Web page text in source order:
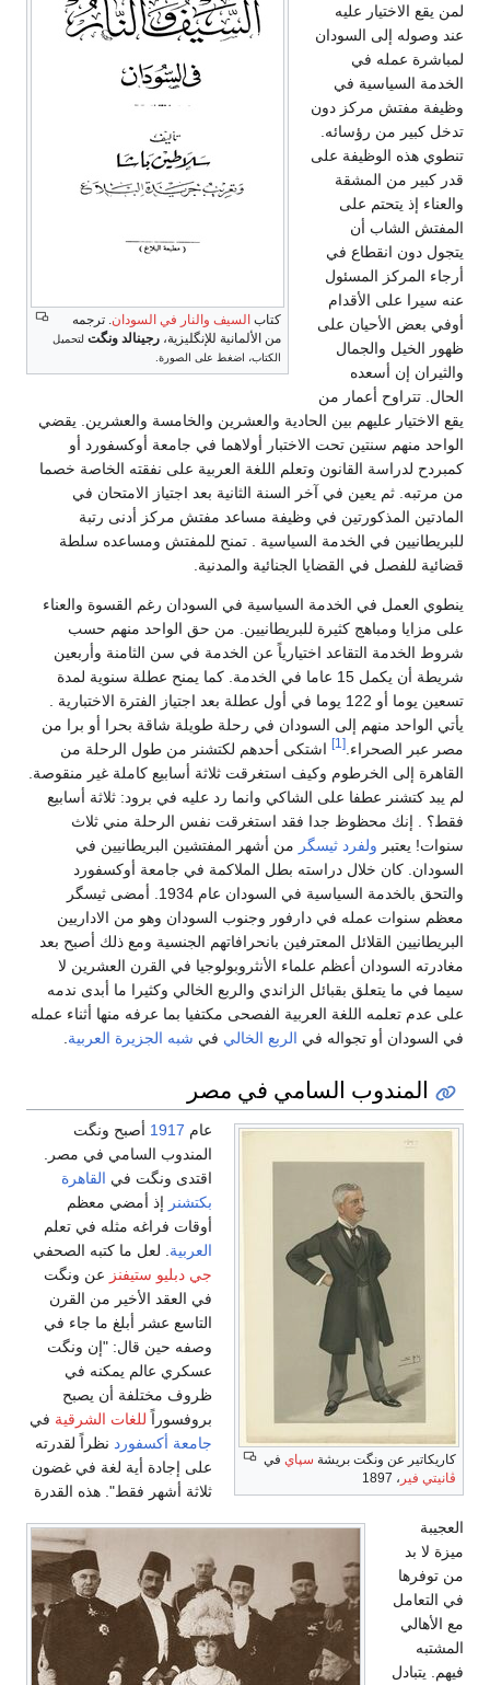
كتاب السيف والنار في السودان . ترجمه
من الألمانية للإنگليزية، رجينالد ونگت لتحميل
الكتاب، اضغط على الصورة.
لمن يقع الاختيار عليه
عند وصوله إلى السودان
لمباشرة عمله في
الخدمة السياسية في
وظيفة مفتش مركز دون
تدخل كبير من رؤسائه.
تنطوي هذه الوظيفة على
قدر كبير من المشقة
والعناء إذ يتحتم على
المفتش الشاب أن
يتجول دون انقطاع في
أرجاء المركز المسئول
عنه سيرا على الأقدام
أوفي بعض الأحيان على
ظهور الخيل والجمال
والثيران إن أسعده
الحال. تتراوح أعمار من
يقع الاختيار عليهم بين الحادية والعشرين والخامسة والعشرين. يقضي
الواحد منهم سنتين تحت الاختبار أولاهما في جامعة أوكسفورد أو
كمبردح لدراسة القانون وتعلم اللغة العربية على نفقته الخاصة خصما
من مرتبه. ثم يعين في آخر السنة الثانية بعد اجتياز الامتحان في
المادتين المذكورتين في وظيفة مساعد مفتش مركز أدنى رتبة
للبريطانيين في الخدمة السياسية . تمنح للمفتش ومساعده سلطة
قضائية للفصل في القضايا الجنائية والمدنية.
ينطوي العمل في الخدمة السياسية في السودان رغم القسوة والعناء
على مزايا ومباهج كثيرة للبريطانيين. من حق الواحد منهم حسب
شروط الخدمة التقاعد اختيارياً عن الخدمة في سن الثامنة وأربعين
شريطة أن يكمل 15 عاما في الخدمة. كما يمنح عطلة سنوية لمدة
تسعين يوما أو 122 يوما في أول عطلة بعد اجتياز الفترة الاختبارية .
يأتي الواحد منهم إلى السودان في رحلة طويلة شاقة بحرا أو برا من
مصر عبر الصحراء. [1]
اشتكى أحدهم لكتشنر من طول الرحلة من
القاهرة إلى الخرطوم وكيف استغرقت ثلاثة أسابيع كاملة غير منقوصة.
لم يبد كتشنر عطفا على الشاكي وانما رد عليه في برود: ثلاثة أسابيع
فقط؟ . إنك محظوظ جدا فقد استغرقت نفس الرحلة مني ثلاث
سنوات! يعتبر ولفرد ثيسگر من أشهر المفتشين البريطانيين في
السودان. كان خلال دراسته بطل الملاكمة في جامعة أوكسفورد
والتحق بالخدمة السياسية في السودان عام 1934. أمضى ثيسگر
معظم سنوات عمله في دارفور وجنوب السودان وهو من الاداريين
البريطانيين القلائل المعترفين بانحرافاتهم الجنسية ومع ذلك أصبح بعد
مغادرته السودان أعظم علماء الأنثروبولوجيا في القرن العشرين لا
سيما في ما يتعلق بقبائل الزاندي والربع الخالي وكثيرا ما أبدى ندمه
على عدم تعلمه اللغة العربية الفصحى مكتفيا بما عرفه منها أثناء عمله
في السودان أو تجواله في الربع الخالي في شبه الجزيرة العربية
المندوب السامي في مصر
كاريكاتير عن ونگت بريشة سپاي في
ڤانيتي فير ، 1897
عام 1917 أصبح ونگت
المندوب السامي في مصر.
اقتدى ونگت في القاهرة
بكتشنر إذ أمضي معظم
أوقات فراغه مثله في تعلم
العربية . لعل ما كتبه الصحفي
جي دبليو ستيفنز عن ونگت
في العقد الأخير من القرن
التاسع عشر أبلغ ما جاء في
وصفه حين قال: "إن ونگت
عسكري عالم يمكنه في
ظروف مختلفة أن يصبح
بروفسوراً للغات الشرقية في
جامعة أكسفورد نظراً لقدرته
على إجادة أية لغة في غضون
ثلاثة أشهر فقط". هذه القدرة
العجيبة
ميزة لا بد
من توفرها
في التعامل
مع الأهالي
المشتبه
فيهم. يتبادل